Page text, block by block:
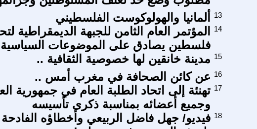
ألمانيا والهولوكوست الفلسطيني
13
المؤتمر العام الثامن للجبهة الديمقراطية
فلسطين يصادق على الموضوعات السياسية
14
مدينة خانقين لها خصوصية الثقافية .. 15
عن كائن الصحافة في مغرب أمس .. 16
تهنئة إلى اتحاد الطلبة العام في جمهورية
وجميع أعضائه بمناسبة ذكرى تأسيسه
17
فيديو/ جهل فاضل الربيعي وأخطاؤه 18